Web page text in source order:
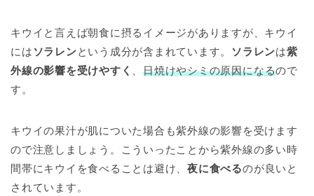
キウイと言えば朝食に摂るイメージがありますが、キウイ
には ソラレンという成分が含まれています。 ソラレンは紫
外線の影響を受けやすく
、日焼けやシミの原因になるので
す。
キウイの果汁が肌についた場合も紫外線の影響を受けます
ので注意しましょう。こういったことから紫外線の多い時
間帯にキウイを食べることは避け、夜に食べるのが良いと
されています。